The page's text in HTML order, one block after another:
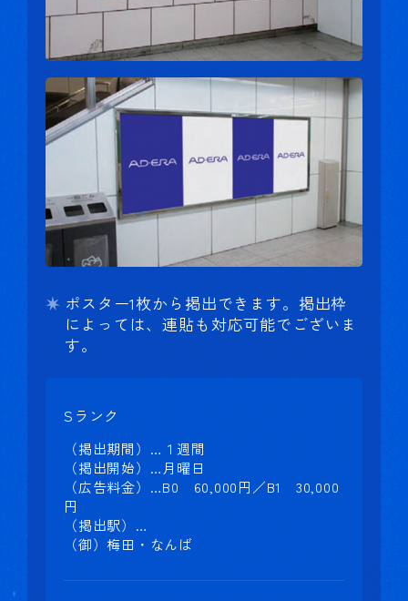
ポスター1枚から掲出できます。掲出枠
によっては、連貼も対応可能でございま
す。
Sランク
（掲出期間）…１週間
（掲出開始）…月曜日
（広告料金）…B0 60,000円／B1 30,000
円
（掲出駅）…
（御）梅田・なんば